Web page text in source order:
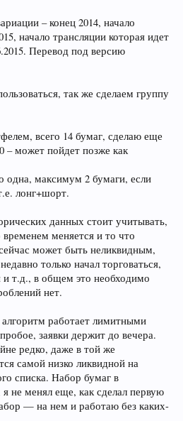
– конец 2014, начало
начало трансляции которая идет
Перевод под версию
так же сделаем группу
всего 14 бумаг, сделаю еще
– может пойдет позже как
одна, максимум 2 бумаги, если
лонг+шорт.
данных стоит учитывать,
меняется и то что
может быть неликвидным,
только начал торговаться,
и т.д., в общем это необходимо
нет.
работает лимитными
заявки держит до вечера.
редко, даже в той же
самой низко ликвидной на
списка. Набор бумаг в
не менял еще, как сделал первую
— на нем и работаю без каких-